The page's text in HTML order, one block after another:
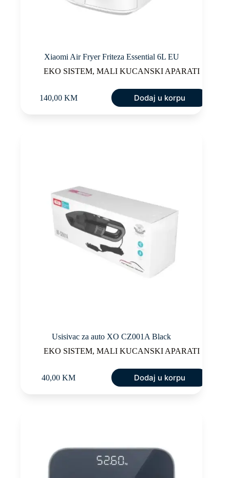
Xiaomi Air Fryer Friteza Essential 6L EU
EKO SISTEM,MALI KUCANSKI APARATI
140,00 KM Dodaj u korpu
Usisivac za auto XO CZ001A Black
EKO SISTEM,MALI KUCANSKI APARATI
40,00 KM Dodaj u korpu